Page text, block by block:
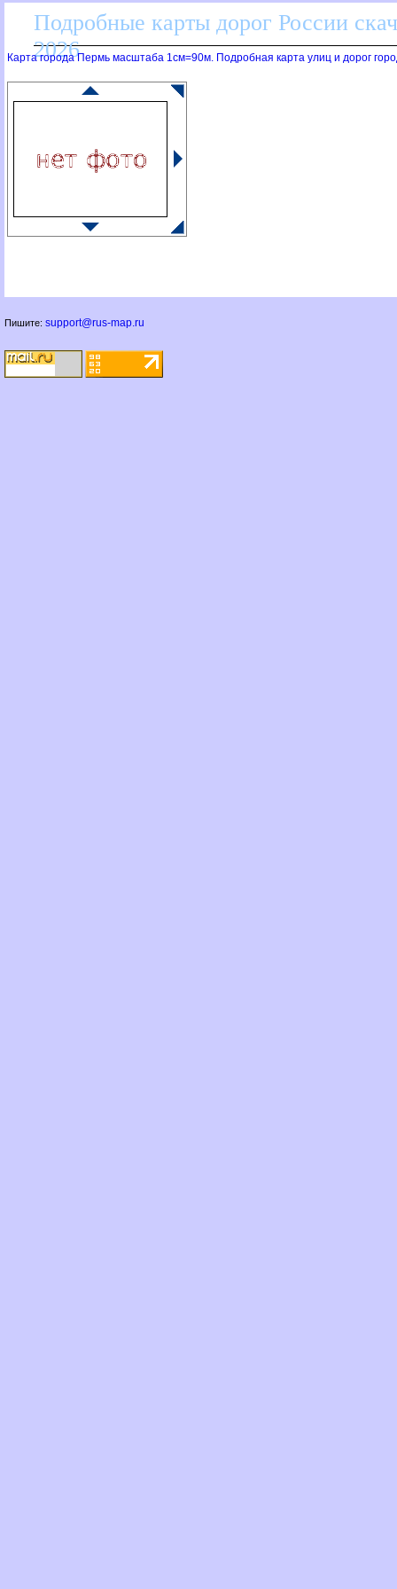
Подробные карты дорог России
2026
Карта города Пермь масштаба 1см=90м. Подробная карта улиц и дорог
Пишите: support@rus-map.ru